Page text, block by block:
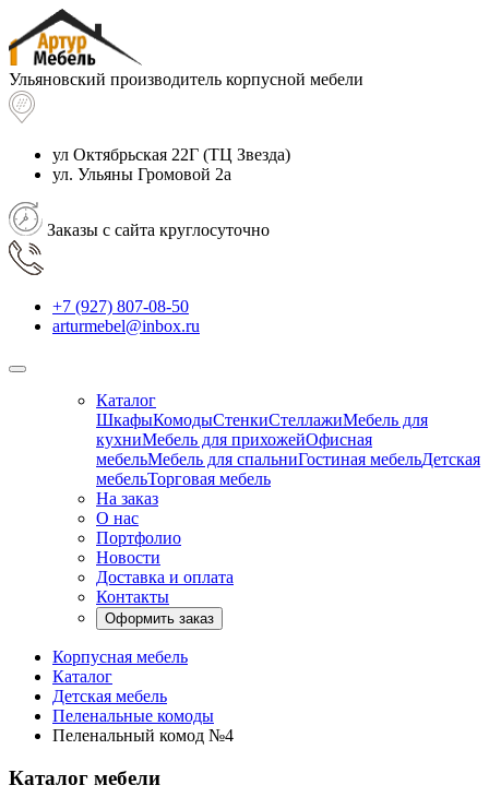
Ульяновский производитель корпусной мебели
ул Октябрьская 22Г (ТЦ Звезда)
ул. Ульяны Громовой 2а
Заказы с сайта круглосуточно
+7 (927) 807-08-50
arturmebel@inbox.ru
Каталог
ШкафыКомодыСтенкиСтеллажиМебель для
кухниМебель для прихожейОфисная
мебельМебель для спальниГостиная мебельДетская
мебельТорговая мебель
На заказ
О нас
Портфолио
Новости
Доставка и оплата
Контакты
Оформить заказ
Корпусная мебель
Каталог
Детская мебель
Пеленальные комоды
Пеленальный комод №4
Каталог мебели